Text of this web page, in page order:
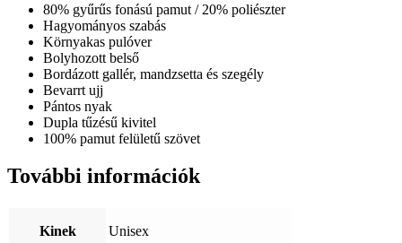
80% gyűrűs fonású pamut / 20% poliészter
Hagyományos szabás
Környakas pulóver
Bolyhozott belső
Bordázott gallér, mandzsetta és szegély
Bevarrt ujj
Pántos nyak
Dupla tűzésű kivitel
100% pamut felületű szövet
További információk
Kinek Unisex